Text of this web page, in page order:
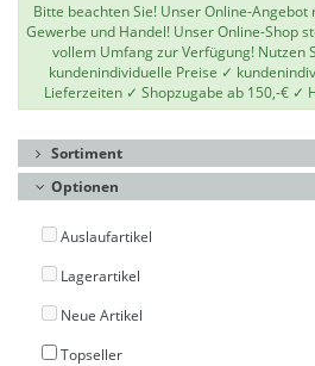
Bitte beachten Sie! Unser Online-
Gewerbe und Handel! Unser Online-Shop
vollem Umfang zur Verfügung! Nutzen
kundenindividuelle Preise ✓
Lieferzeiten ✓ Shopzugabe ab 150,-€ ✓
Sortiment
Optionen
Auslaufartikel
Lagerartikel
Neue Artikel
Topseller